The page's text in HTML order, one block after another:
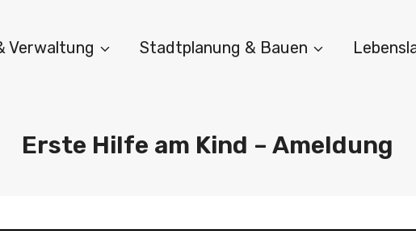
Verwaltung Stadtplanung & Bauen
Erste Hilfe am Kind – Ameldung